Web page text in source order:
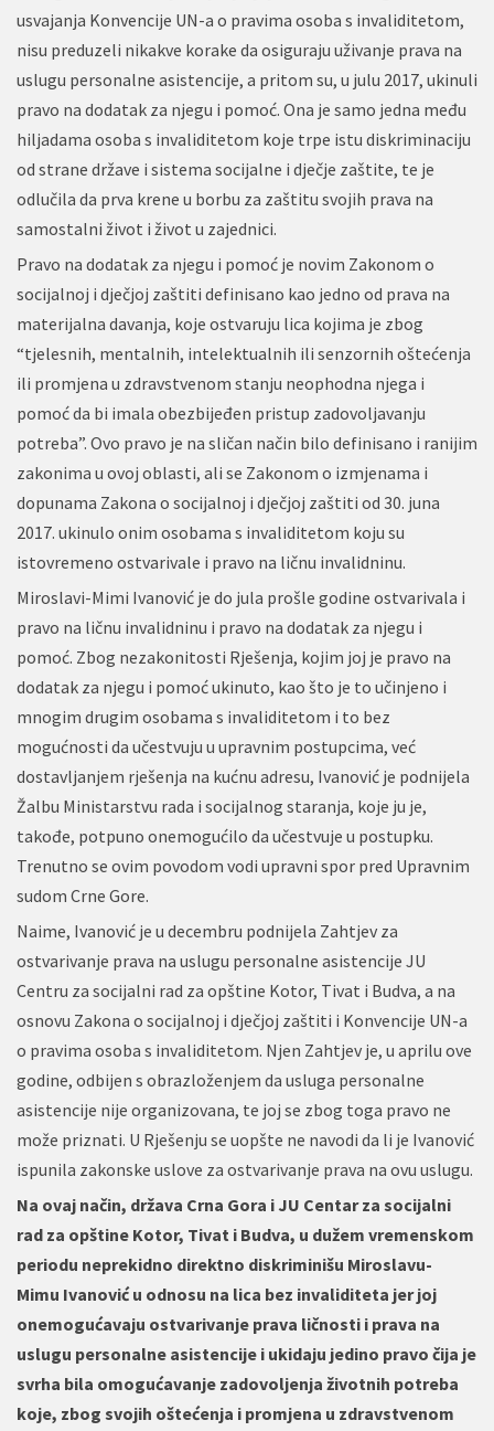
usvajanja Konvencije UN-a o pravima osoba s invaliditetom,
nisu preduzeli nikakve korake da osiguraju uživanje prava na
uslugu personalne asistencije, a pritom su, u julu 2017, ukinuli
pravo na dodatak za njegu i pomoć. Ona je samo jedna među
hiljadama osoba s invaliditetom koje trpe istu diskriminaciju
od strane države i sistema socijalne i dječje zaštite, te je
odlučila da prva krene u borbu za zaštitu svojih prava na
samostalni život i život u zajednici.
Pravo na dodatak za njegu i pomoć je novim Zakonom o
socijalnoj i dječjoj zaštiti definisano kao jedno od prava na
materijalna davanja, koje ostvaruju lica kojima je zbog
“tjelesnih, mentalnih, intelektualnih ili senzornih oštećenja
ili promjena u zdravstvenom stanju neophodna njega i
pomoć da bi imala obezbijeđen pristup zadovoljavanju
potreba”. Ovo pravo je na sličan način bilo definisano i ranijim
zakonima u ovoj oblasti, ali se Zakonom o izmjenama i
dopunama Zakona o socijalnoj i dječjoj zaštiti od 30. juna
2017. ukinulo onim osobama s invaliditetom koju su
istovremeno ostvarivale i pravo na ličnu invalidninu.
Miroslavi-Mimi Ivanović je do jula prošle godine ostvarivala i
pravo na ličnu invalidninu i pravo na dodatak za njegu i
pomoć. Zbog nezakonitosti Rješenja, kojim joj je pravo na
dodatak za njegu i pomoć ukinuto, kao što je to učinjeno i
mnogim drugim osobama s invaliditetom i to bez
mogućnosti da učestvuju u upravnim postupcima, već
dostavljanjem rješenja na kućnu adresu, Ivanović je podnijela
Žalbu Ministarstvu rada i socijalnog staranja, koje ju je,
takođe, potpuno onemogućilo da učestvuje u postupku.
Trenutno se ovim povodom vodi upravni spor pred Upravnim
sudom Crne Gore.
Naime, Ivanović je u decembru podnijela Zahtjev za
ostvarivanje prava na uslugu personalne asistencije JU
Centru za socijalni rad za opštine Kotor, Tivat i Budva, a na
osnovu Zakona o socijalnoj i dječjoj zaštiti i Konvencije UN-a
o pravima osoba s invaliditetom. Njen Zahtjev je, u aprilu ove
godine, odbijen s obrazloženjem da usluga personalne
asistencije nije organizovana, te joj se zbog toga pravo ne
može priznati. U Rješenju se uopšte ne navodi da li je Ivanović
ispunila zakonske uslove za ostvarivanje prava na ovu uslugu.
Na ovaj način, država Crna Gora i JU Centar za socijalni
rad za opštine Kotor, Tivat i Budva, u dužem vremenskom
periodu neprekidno direktno diskriminišu Miroslavu-
Mimu Ivanović u odnosu na lica bez invaliditeta jer joj
onemogućavaju ostvarivanje prava ličnosti i prava na
uslugu personalne asistencije i ukidaju jedino pravo čija je
svrha bila omogućavanje zadovoljenja životnih potreba
koje, zbog svojih oštećenja i promjena u zdravstvenom